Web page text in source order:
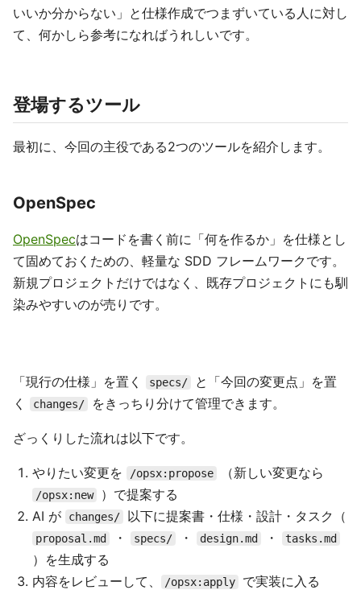
いいか分からない」と仕様作成でつまずいている人に対し
て、何かしら参考になればうれしいです。
登場するツール
最初に、今回の主役である2つのツールを紹介します。
OpenSpec
OpenSpecはコードを書く前に「何を作るか」を仕様とし
て固めておくための、軽量な SDD フレームワークです。
新規プロジェクトだけではなく、既存プロジェクトにも馴
染みやすいのが売りです。
「現行の仕様」を置く specs/
と「今回の変更点」を置
く
changes/ をきっちり分けて管理できます。
ざっくりした流れは以下です。
やりたい変更を /opsx:propose （新しい変更なら
/opsx:new
）で提案する
AI が
changes/ 以下に提案書・仕様・設計・タスク（
proposal.md ・ specs/ ・ design.md ・ tasks.md
）を生成する
内容をレビューして、
/opsx:apply
で実装に入る